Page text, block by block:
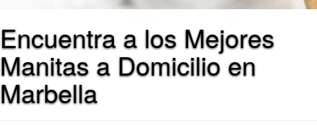
Encuentra a los Mejores
Manitas a Domicilio en
Marbella